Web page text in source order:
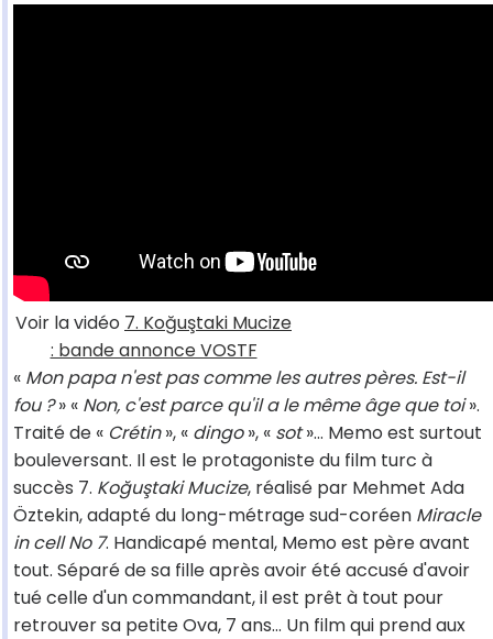
Voir la vidéo 7. Koğuştaki Mucize
: bande annonce VOSTF
« Mon papa n'est pas comme les autres pères. Est-il
fou ?» « Non, c'est parce qu'il a le même âge que toi».
Traité de « Crétin», « dingo», « sot»... Memo est surtout
bouleversant. Il est le protagoniste du film turc à
succès 7. Koğuştaki Mucize, réalisé par Mehmet Ada
Öztekin, adapté du long-métrage sud-coréen Miracle
in cell No 7. Handicapé mental, Memo est père avant
tout. Séparé de sa fille après avoir été accusé d'avoir
tué celle d'un commandant, il est prêt à tout pour
retrouver sa petite Ova, 7 ans... Un film qui prend aux